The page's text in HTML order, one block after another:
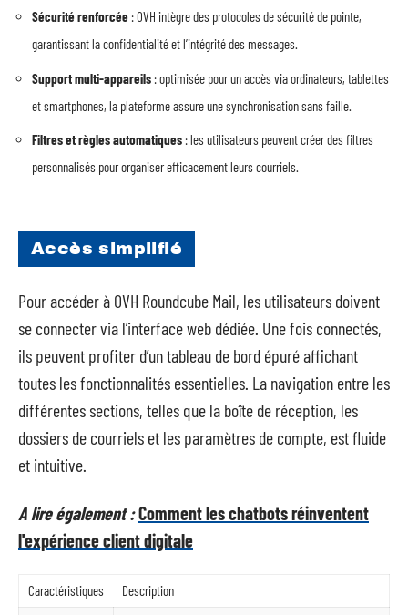
Sécurité renforcée : OVH intègre des protocoles de sécurité de pointe,
garantissant la confidentialité et l’intégrité des messages.
Support multi-appareils : optimisée pour un accès via ordinateurs, tablettes
et smartphones, la plateforme assure une synchronisation sans faille.
Filtres et règles automatiques : les utilisateurs peuvent créer des filtres
personnalisés pour organiser efficacement leurs courriels.
Accès simplifié
Pour accéder à OVH Roundcube Mail, les utilisateurs doivent
se connecter via l’interface web dédiée. Une fois connectés,
ils peuvent profiter d’un tableau de bord épuré affichant
toutes les fonctionnalités essentielles. La navigation entre les
différentes sections, telles que la boîte de réception, les
dossiers de courriels et les paramètres de compte, est fluide
et intuitive.
A lire également :Comment les chatbots réinventent
l'expérience client digitale
Caractéristiques Description